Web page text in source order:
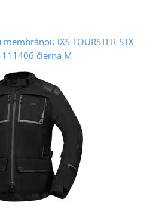
iXS TOURSTER-STX
čierna M